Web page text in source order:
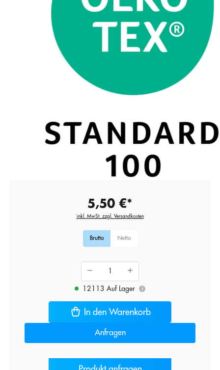
5,50 €*
inkl. MwSt. zzgl. Versandkosten
Brutto Netto
12113 Auf Lager i
In den Warenkorb
Anfragen